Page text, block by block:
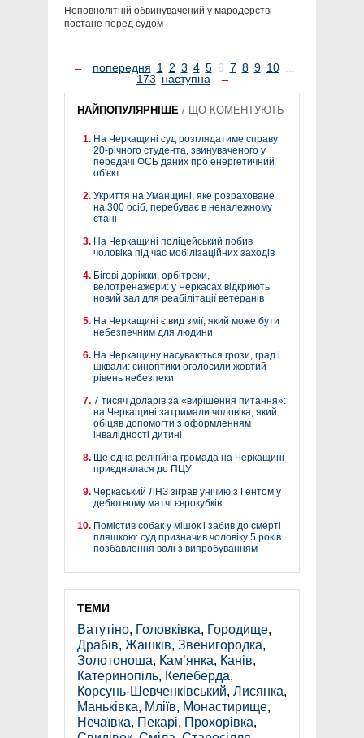
Неповнолітній обвинувачений у мародерстві
постане перед судом
← попередня 1 2 3 4 5 6 7 8 9 10 ...
173 наступна →
НАЙПОПУЛЯРНІШЕ / ЩО КОМЕНТУЮТЬ
На Черкащині суд розглядатиме справу
20-річного студента, звинуваченого у
передачі ФСБ даних про енергетичний
об'єкт.
Укриття на Уманщині, яке розраховане
на 300 осіб, перебуває в неналежному
стані
На Черкащині поліцейський побив
чоловіка під час мобілізаційних заходів
Бігові доріжки, орбітреки,
велотренажери: у Черкасах відкриють
новий зал для реабілітації ветеранів
На Черкащині є вид змії, який може бути
небезпечним для людини
На Черкащину насуваються грози, град і
шквали: синоптики оголосили жовтий
рівень небезпеки
7 тисяч доларів за «вирішення питання»:
на Черкащині затримали чоловіка, який
обіцяв допомогти з оформленням
інвалідності дитині
Ще одна релігійна громада на Черкащині
приєдналася до ПЦУ
Черкаський ЛНЗ зіграв унічию з Гентом у
дебютному матчі єврокубків
Помістив собак у мішок і забив до смерті
пляшкою: суд призначив чоловіку 5 років
позбавлення волі з випробуванням
ТЕМИ
Ватутіно, Головківка, Городище,
Драбів, Жашків, Звенигородка,
Золотоноша, Кам’янка, Канів,
Катеринопіль, Келеберда,
Корсунь-Шевченківський, Лисянка,
Маньківка, Мліїв, Монастирище,
Нечаївка, Пекарі, Прохорівка,